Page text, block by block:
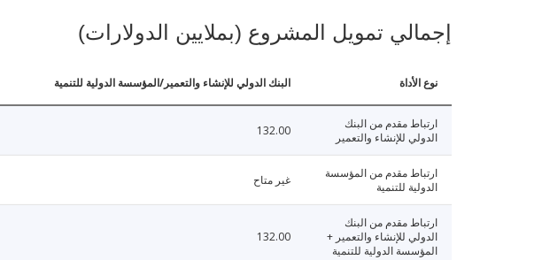
إجمالي تمويل المشروع (بملايين الدولارات)
نوع الأداة البنك الدولي للإنشاء والتعمير/المؤسسة الدولية للتنمية
ارتباط مقدم من البنك
الدولي للإنشاء والتعمير
132.00
ارتباط مقدم من المؤسسة
الدولية للتنمية
غير متاح
ارتباط مقدم من البنك
الدولي للإنشاء والتعمير +
المؤسسة الدولية للتنمية
132.00